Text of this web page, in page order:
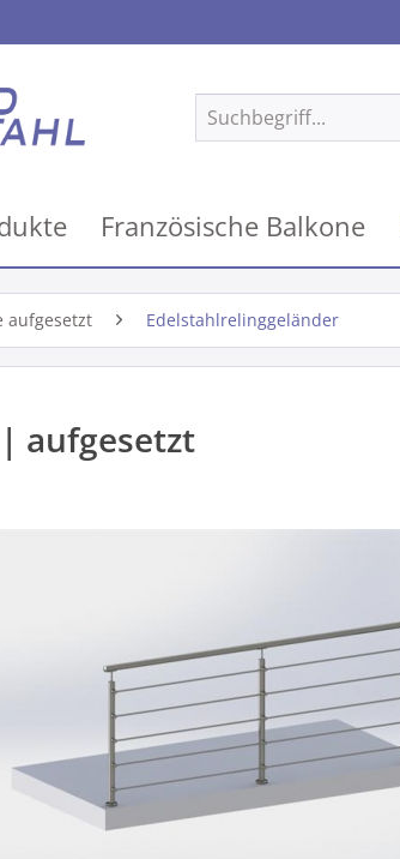
Französische Balkone
aufgesetzt Edelstahlrelinggeländer
aufgesetzt